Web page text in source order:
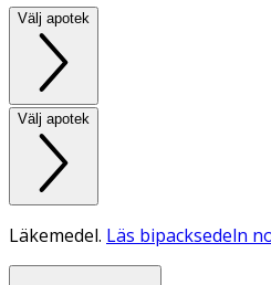
Välj apotek
Välj apotek
Läkemedel. Läs bipacksedeln